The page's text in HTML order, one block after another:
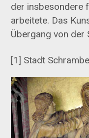
der insbesondere
arbeitete. Das
Übergang von der
[1] Stadt